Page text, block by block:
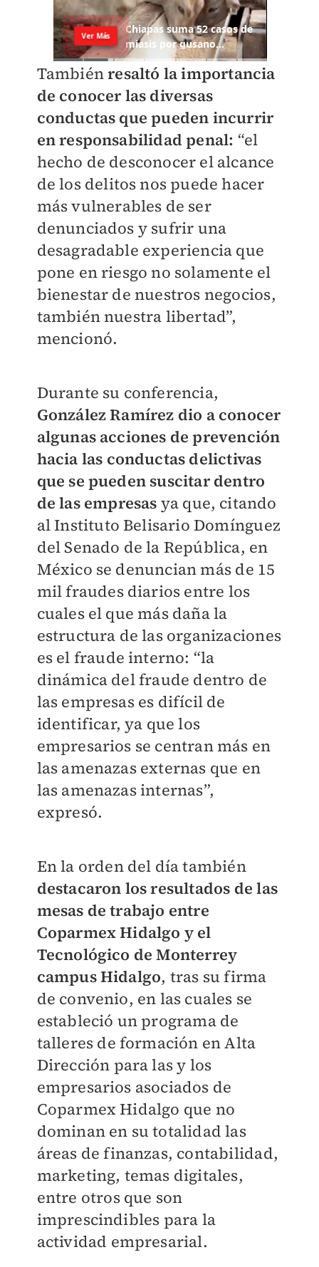
Tambiénresaltó la importancia
de conocer las diversas
conductas que pueden incurrir
en responsabilidad penal: “el
hecho de desconocer el alcance
de los delitos nos puede hacer
más vulnerables de ser
denunciados y sufrir una
desagradable experiencia que
pone en riesgo no solamente el
bienestar de nuestros negocios,
también nuestra libertad”,
mencionó.
Durante su conferencia,
González Ramírez dio a conocer
algunas acciones de prevención
hacia las conductas delictivas
que se pueden suscitar dentro
de las empresas ya que, citando
al Instituto Belisario Domínguez
del Senado de la República, en
México se denuncian más de 15
mil fraudes diarios entre los
cuales el que más daña la
estructura de las organizaciones
es el fraude interno: “la
dinámica del fraude dentro de
las empresas es difícil de
identificar, ya que los
empresarios se centran más en
las amenazas externas que en
las amenazas internas”,
expresó.
En la orden del día también
destacaron los resultados de las
mesas de trabajo entre
Coparmex Hidalgo y el
Tecnológico de Monterrey
campus Hidalgo, tras su firma
de convenio, en las cuales se
estableció un programa de
talleres de formación en Alta
Dirección para las y los
empresarios asociados de
Coparmex Hidalgo que no
dominan en su totalidad las
áreas de finanzas, contabilidad,
marketing, temas digitales,
entre otros que son
imprescindibles para la
actividad empresarial.